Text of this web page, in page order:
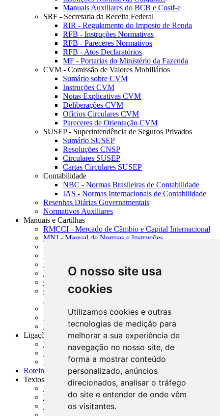
O nosso site usa
cookies
Utilizamos cookies e outras
tecnologias de medição para
melhorar a sua experiência de
navegação no nosso site, de
forma a mostrar conteúdo
personalizado, anúncios
direcionados, analisar o tráfego
do site e entender de onde vêm
os visitantes.
Manuais Auxiliares do BCB e Cosif-e
SRF - Secretaria da Receita Federal
RIR - Regulamento do Imposto de Renda
RFB - Instruções Normativas
RFB - Pareceres Normativos
RFB - Atos Declaratórios
MF - Portarias do Ministério da Fazenda
CVM - Comissão de Valores Mobiliários
Sumário sobre CVM
Instruções CVM
Notas Explicativas CVM
Deliberações CVM
Ofícios Circulares CVM
Pareceres de Orientação CVM
SUSEP - Superintendência de Seguros Privados
Sumário SUSEP
Resoluções CNSP
Circulares SUSEP
Cartas Circulares SUSEP
Contabilidade
NBC - Normas Brasileiras de Contabilidade
IAS - Normas Internacionais de Contabilidade
Resenhas Diárias Governamentais
Normativos Auxiliares
Manuais e Cartilhas
RMCCI - Mercado de Câmbio e Capital Internacional
MNI - Manual de Normas e Instruções
MTVM - Manual de Títulos e Valores Mobiliários
MCR - Manual de Crédito Rural
SISORF - Manual de Organização do SFN
MASUP - Manual de Supervisão Bancária
CADOC - Catálogo de Documentos
CNAE-CONCLA - Classificação Nacional de
Atividades Econômicas
PMF - Cartilhas do BCB
Manuais Auxiliares do BCB e Cosif-e
Resenhas Diárias Governamentais
Ligações Externas
Links Úteis
Presidência da República
Agências Nacionais Reguladoras
Roteiros para Estudos
Textos
Índice de Textos
Editorial
Monografias